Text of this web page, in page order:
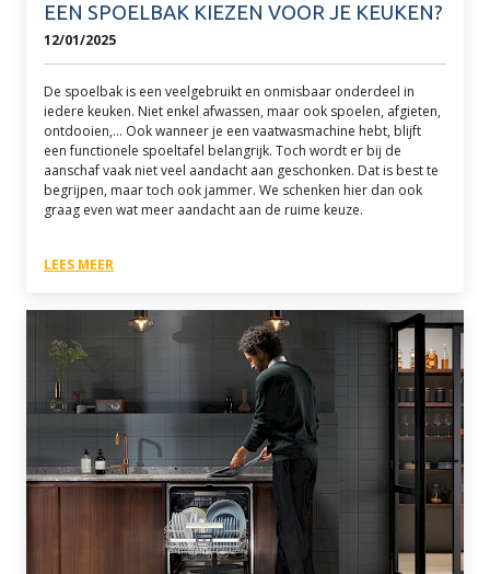
EEN SPOELBAK KIEZEN VOOR JE KEUKEN?
12/01/2025
De spoelbak is een veelgebruikt en onmisbaar onderdeel in
iedere keuken. Niet enkel afwassen, maar ook spoelen, afgieten,
ontdooien,... Ook wanneer je een vaatwasmachine hebt, blijft
een functionele spoeltafel belangrijk. Toch wordt er bij de
aanschaf vaak niet veel aandacht aan geschonken. Dat is best te
begrijpen, maar toch ook jammer. We schenken hier dan ook
graag even wat meer aandacht aan de ruime keuze.
LEES MEER